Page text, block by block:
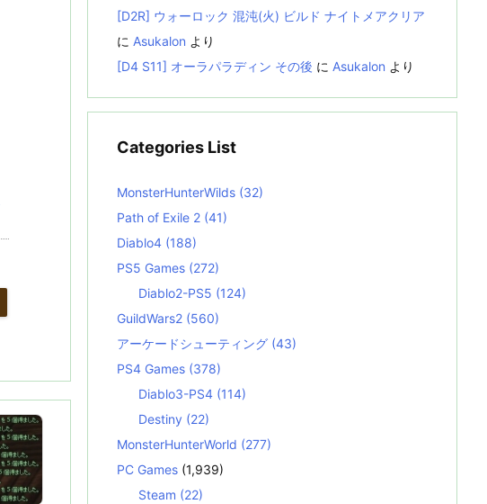
[D2R] ウォーロック 混沌(火) ビルド ナイトメアクリア
に Asukalon より
[D4 S11] オーラパラディン その後 に Asukalon より
Categories List
MonsterHunterWilds (32)
Path of Exile 2 (41)
Diablo4 (188)
PS5 Games (272)
Diablo2-PS5 (124)
GuildWars2 (560)
アーケードシューティング (43)
PS4 Games (378)
Diablo3-PS4 (114)
Destiny (22)
MonsterHunterWorld (277)
PC Games (1,939)
Steam (22)